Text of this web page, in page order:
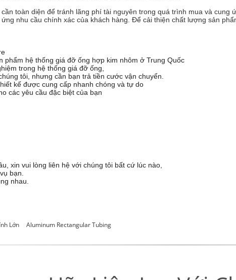
toàn diện để tránh lãng phí tài nguyên trong quá trình mua và cung
nhu cầu chính xác của khách hàng. Để cải thiện chất lượng sản
phẩm hệ thống giá đỡ ống hợp kim nhôm ở Trung Quốc
trong hệ thống giá đỡ ống,
tôi, nhưng cần bạn trả tiền cước vận chuyển.
kế được cung cấp nhanh chóng và tự do
các yêu cầu đặc biệt của bạn
xin vui lòng liên hệ với chúng tôi bất cứ lúc nào,
bạn.
nhau.
Lớn Aluminum Rectangular Tubing